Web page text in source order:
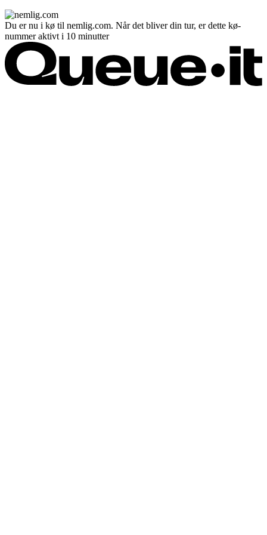
Du er nu i kø til nemlig.com. Når det bliver din tur, er dette kø-
nummer aktivt i 10 minutter